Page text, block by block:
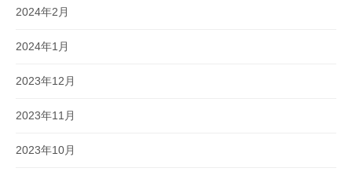
2024年2月
2024年1月
2023年12月
2023年11月
2023年10月